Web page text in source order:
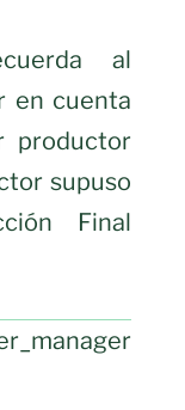
al
en cuenta
productor
supuso
Final